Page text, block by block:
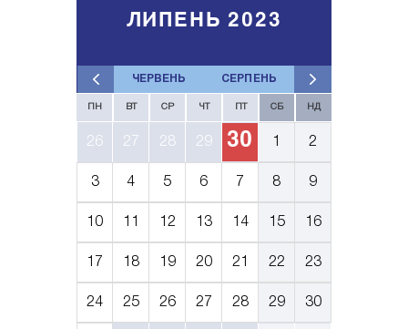
ЧЕРВЕНЬ СЕРПЕНЬ
ЛИПЕНЬ 2023
ПН ВТ СР ЧТ ПТ СБ НД
26 27 28 29 30 1 2
3 4 5 6 7 8 9
10 11 12 13 14 15 16
17 18 19 20 21 22 23
24 25 26 27 28 29 30